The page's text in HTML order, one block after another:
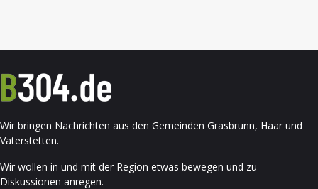
Wir bringen Nachrichten aus den Gemeinden Grasbrunn, Haar und
Vaterstetten.
Wir wollen in und mit der Region etwas bewegen und zu
Diskussionen anregen.